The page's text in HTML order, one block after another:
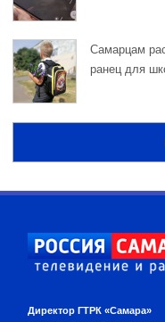
Самарцам
ранец для
Директор ГТРК «Самара»